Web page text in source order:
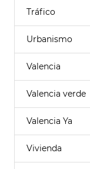
Tráfico
Urbanismo
Valencia
Valencia verde
Valencia Ya
Vivienda